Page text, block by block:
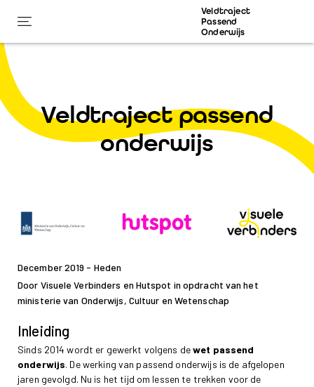
Veldtraject
Passend
Onderwijs
Veldtraject passend
onderwijs
December 2019 - Heden
Door Visuele Verbinders en Hutspot in opdracht van het
ministerie van Onderwijs, Cultuur en Wetenschap
Inleiding
Sinds 2014 wordt er gewerkt volgens dewet passend
onderwijs. De werking van passend onderwijs is de afgelopen
jaren gevolgd. Nu is het tijd om lessen te trekken voor de